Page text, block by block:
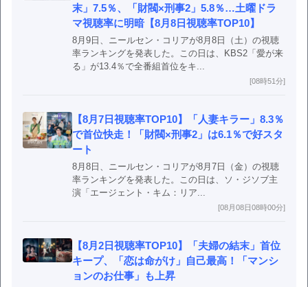
末」7.5％、「財閥×刑事2」5.8％…土曜ドラ
マ視聴率に明暗【8月8日視聴率TOP10】
8月9日、ニールセン・コリアが8月8日（土）の視聴
率ランキングを発表した。この日は、KBS2「愛が来
る」が13.4％で全番組首位をキ...
[08時51分]
【8月7日視聴率TOP10】「人妻キラー」8.3％
で首位快走！「財閥×刑事2」は6.1％で好スタ
ート
8月8日、ニールセン・コリアが8月7日（金）の視聴
率ランキングを発表した。この日は、ソ・ジソブ主
演「エージェント・キム：リア...
[08月08日08時00分]
【8月2日視聴率TOP10】「夫婦の結末」首位
キープ、「恋は命がけ」自己最高！「マンシ
ョンのお仕事」も上昇